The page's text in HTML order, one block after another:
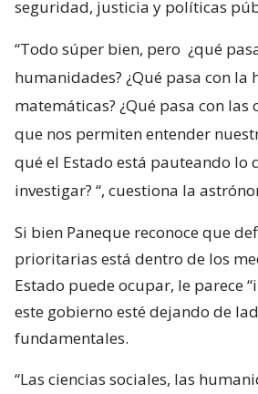
seguridad, justicia y políticas
“Todo súper bien, pero ¿qué
humanidades? ¿Qué pasa con la
matemáticas? ¿Qué pasa con las
que nos permiten entender
qué el Estado está pauteando lo
investigar? “, cuestiona la
Si bien Paneque reconoce que
prioritarias está dentro de los
Estado puede ocupar, le parece
este gobierno esté dejando de
fundamentales.
“Las ciencias sociales, las